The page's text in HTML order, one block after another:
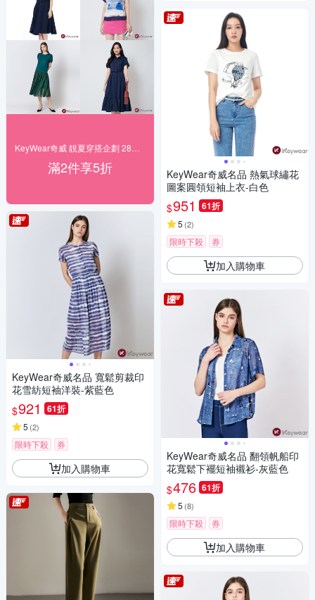
滿2件享5折
KeyWear奇威名品 寬鬆剪裁印
花雪紡短袖洋裝-紫藍色
$921 61折
5 (2)
限時下殺 券
加入購物車
KeyWear奇威名品 熱氣球繡花
圖案圓領短袖上衣-白色
$951 61折
5 (2)
限時下殺 券
加入購物車
KeyWear奇威名品 翻領帆船印
花寬鬆下襬短袖襯衫-灰藍色
$476 61折
5 (8)
限時下殺 券
加入購物車